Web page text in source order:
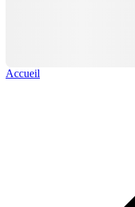
Accueil